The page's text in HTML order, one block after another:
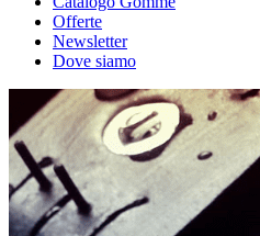
Offerte
Newsletter
Dove siamo